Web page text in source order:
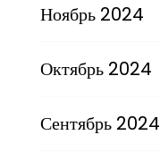
Ноябрь 2024
Октябрь 2024
Сентябрь 2024